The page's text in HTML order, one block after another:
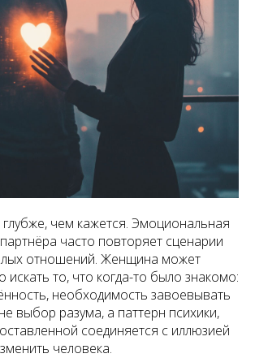
чем кажется. Эмоциональная
часто повторяет сценарии
отношений. Женщина может
искать то, что когда-то было знакомо:
необходимость завоевывать
выбор разума, а паттерн психики,
соединяется с иллюзией
человека.